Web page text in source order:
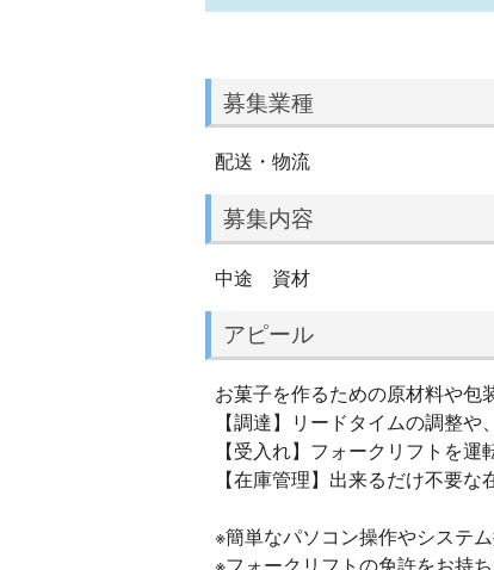
募集業種
配送・物流
募集内容
中途 資材
アピール
お菓子を作るための原材料や包
【調達】リードタイムの調整
【受入れ】フォークリフトを
【在庫管理】出来るだけ不要な
※簡単なパソコン操作やシステム